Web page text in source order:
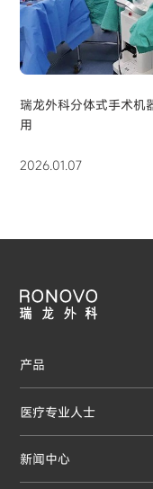
瑞龙外科分体式手术机
用
2026.01.07
产品
医疗专业人士
新闻中心